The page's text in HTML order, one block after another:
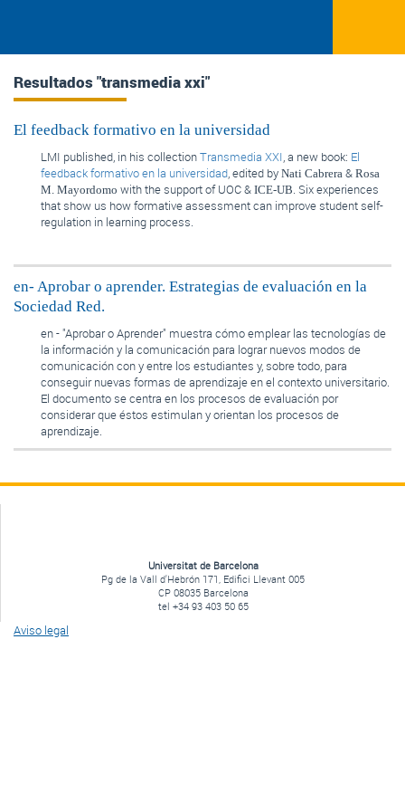
Resultados "transmedia xxi"
El feedback formativo en la universidad
LMI published, in his collectionTransmedia XXI, a new book: El
feedback formativo en la universidad, edited by Nati Cabrera & Rosa
M. Mayordomo with the support of UOC & ICE-UB. Six experiences
that show us how formative assessment can improve student self-
regulation in learning process.
en- Aprobar o aprender. Estrategias de evaluación en la
Sociedad Red.
en - "Aprobar o Aprender" muestra cómo emplear las tecnologías de
la información y la comunicación para lograr nuevos modos de
comunicación con y entre los estudiantes y, sobre todo, para
conseguir nuevas formas de aprendizaje en el contexto universitario.
El documento se centra en los procesos de evaluación por
considerar que éstos estimulan y orientan los procesos de
aprendizaje.
Universitat de Barcelona
Pg de la Vall d'Hebrón 171, Edifici Llevant 005
CP 08035 Barcelona
tel +34 93 403 50 65
Aviso legal